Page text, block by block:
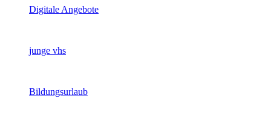
Digitale Angebote
junge vhs
Bildungsurlaub